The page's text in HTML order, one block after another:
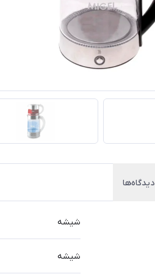
دیدگاه‌ها
شیشه
شیشه